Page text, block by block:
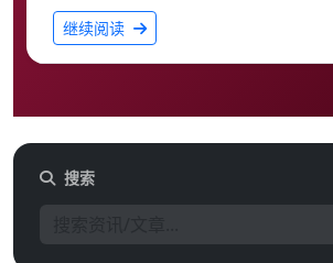
继续阅读
搜索